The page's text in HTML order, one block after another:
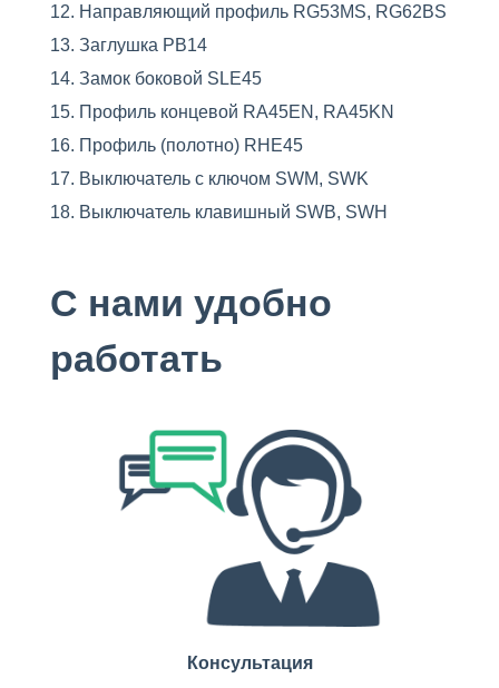
Направляющий профиль RG53MS, RG62BS
Заглушка PB14
Замок боковой SLE45
Профиль концевой RA45EN, RA45KN
Профиль (полотно) RHE45
Выключатель с ключом SWM, SWK
Выключатель клавишный SWB, SWH
С нами удобно
работать
Консультация